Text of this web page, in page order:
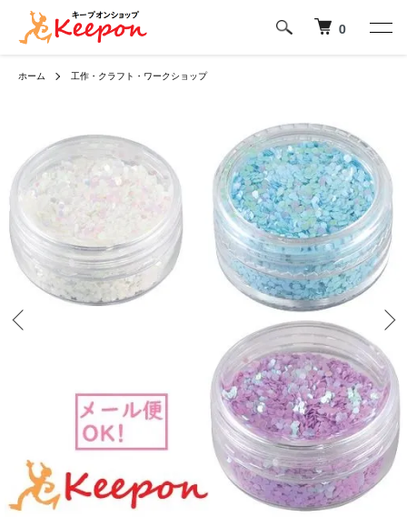
0
ホーム 工作・クラフト・ワークショップ